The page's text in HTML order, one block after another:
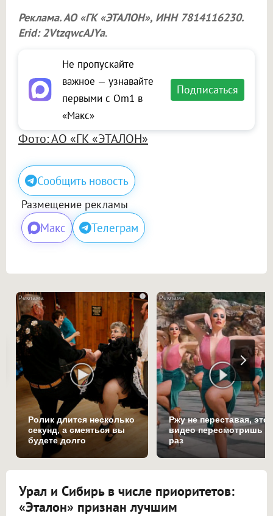
Реклама. АО «ГК «ЭТАЛОН», ИНН 7814116230.
Erid: 2VtzqwcAJYa.
Не пропускайте
важное — узнавайте
первыми с Om1 в
«Макс»
Подписаться
Фото: АО «ГК «ЭТАЛОН»
Сообщить новость
Размещение рекламы
Макс Телеграм
i
Ролик длится несколько
секунд, а смеяться вы
будете долго
Ржу не переставая, это
видео пересмотришь
раз
Урал и Сибирь в числе приоритетов:
«Эталон» признан лучшим